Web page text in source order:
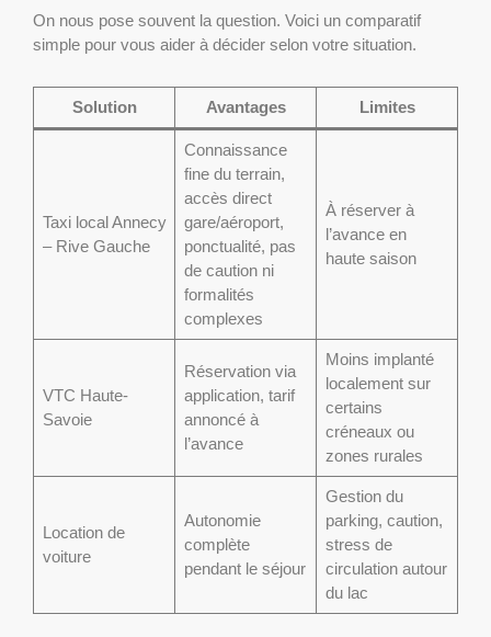
On nous pose souvent la question. Voici un comparatif
simple pour vous aider à décider selon votre situation.
Solution Avantages Limites
Taxi local Annecy
– Rive Gauche
Connaissance
fine du terrain,
accès direct
gare/aéroport,
ponctualité, pas
de caution ni
formalités
complexes
À réserver à
l’avance en
haute saison
VTC Haute-
Savoie
Réservation via
application, tarif
annoncé à
l’avance
Moins implanté
localement sur
certains
créneaux ou
zones rurales
Location de
voiture
Autonomie
complète
pendant le séjour
Gestion du
parking, caution,
stress de
circulation autour
du lac